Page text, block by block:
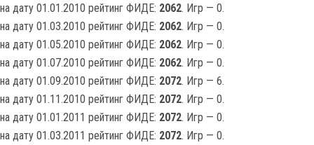
на дату 01.01.2010 рейтинг ФИДЕ: 2062. Игр — 0.
на дату 01.03.2010 рейтинг ФИДЕ: 2062. Игр — 0.
на дату 01.05.2010 рейтинг ФИДЕ: 2062. Игр — 0.
на дату 01.07.2010 рейтинг ФИДЕ: 2062. Игр — 0.
на дату 01.09.2010 рейтинг ФИДЕ: 2072. Игр — 6.
на дату 01.11.2010 рейтинг ФИДЕ: 2072. Игр — 0.
на дату 01.01.2011 рейтинг ФИДЕ: 2072. Игр — 0.
на дату 01.03.2011 рейтинг ФИДЕ: 2072. Игр — 0.